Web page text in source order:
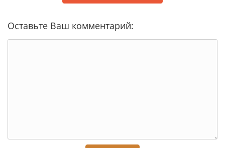
Оставьте Ваш комментарий: